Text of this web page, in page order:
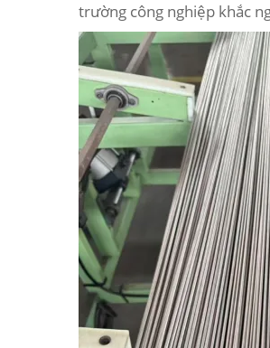
trường công nghiệp khắc